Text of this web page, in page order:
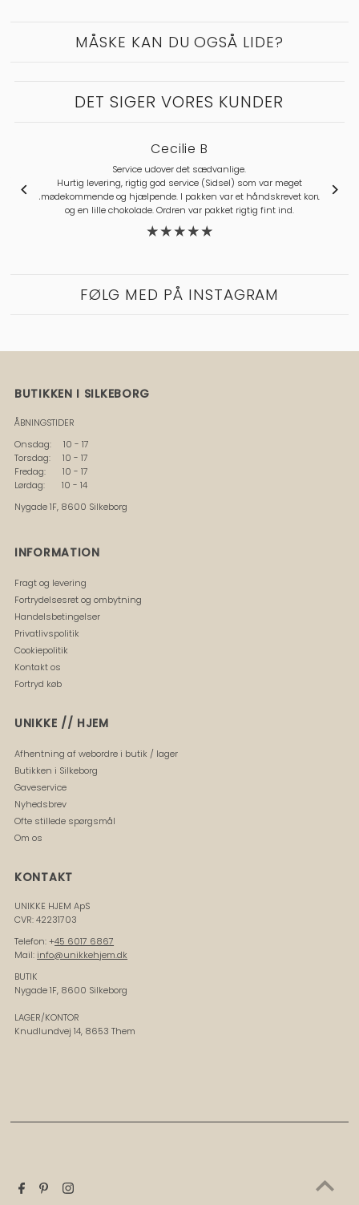
MÅSKE KAN DU OGSÅ LIDE?
DET SIGER VORES KUNDER
meget
kort
Lækreste sager - og hurtig behandling og
FØLG MED PÅ INSTAGRAM
BUTIKKEN I SILKEBORG
ÅBNINGSTIDER
Onsdag: 10 - 17
Torsdag: 10 - 17
Fredag: 10 - 17
Lørdag: 10 - 14
Nygade 1F, 8600 Silkeborg
INFORMATION
Fragt og levering
Fortrydelsesret og ombytning
Handelsbetingelser
Privatlivspolitik
Cookiepolitik
Kontakt os
Fortryd køb
UNIKKE // HJEM
Afhentning af webordre i butik / lager
Butikken i Silkeborg
Gaveservice
Nyhedsbrev
Ofte stillede spørgsmål
Om os
KONTAKT
UNIKKE HJEM ApS
CVR: 42231703
Telefon: +45 6017 6867
Mail: info@unikkehjem.dk
BUTIK
Nygade 1F, 8600 Silkeborg
LAGER/KONTOR
Knudlundvej 14, 8653 Them